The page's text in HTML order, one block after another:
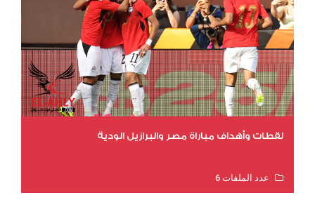
لقطات وأهداف مباراة مصر والبرازيل الودية
عدد الملفات 6